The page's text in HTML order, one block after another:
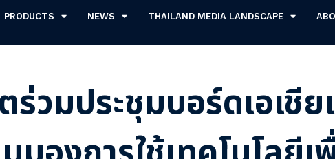
PRODUCTS NEWS THAILAND MEDIA LANDSCAPE
ร่วมประชุมบอร์ดเอเชี